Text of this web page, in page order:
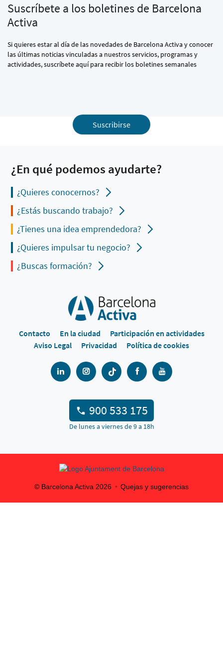
Suscríbete a los boletines de Barcelona
Activa
Si quieres estar al día de las novedades de Barcelona Activa y conocer
las últimas noticias vinculadas a nuestros servicios, programas y
actividades, suscríbete aquí para recibir los boletines semanales
Suscribirse
¿En qué podemos ayudarte?
¿Quieres conocernos?
¿Estás buscando trabajo?
¿Tienes una idea emprendedora?
¿Quieres impulsar tu negocio?
¿Buscas formación?
Contacto En la ciudad
Participación en actividades
Aviso Legal
Privacidad Política de cookies
900 533 175
De lunes a viernes de 9 a 18h
© Barcelona Activa 2026 Quejas y sugerencias